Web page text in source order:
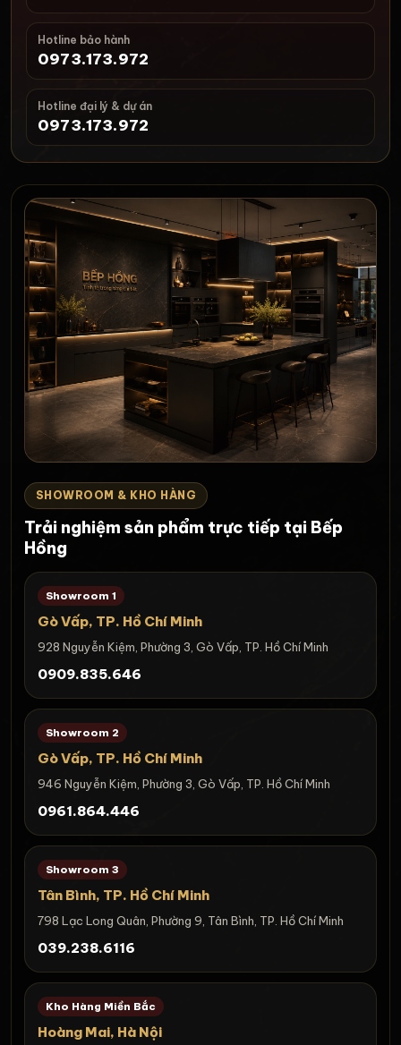
Hotline bảo hành
0973.173.972
Hotline đại lý & dự án
0973.173.972
SHOWROOM & KHO HÀNG
Trải nghiệm sản phẩm trực tiếp tại Bếp
Hồng
Showroom 1
Gò Vấp, TP. Hồ Chí Minh
928 Nguyễn Kiệm, Phường 3, Gò Vấp, TP. Hồ Chí Minh
0909.835.646
Showroom 2
Gò Vấp, TP. Hồ Chí Minh
946 Nguyễn Kiệm, Phường 3, Gò Vấp, TP. Hồ Chí Minh
0961.864.446
Showroom 3
Tân Bình, TP. Hồ Chí Minh
798 Lạc Long Quân, Phường 9, Tân Bình, TP. Hồ Chí Minh
039.238.6116
Kho Hàng Miền Bắc
Hoàng Mai, Hà Nội